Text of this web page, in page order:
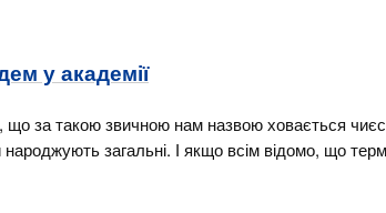
у академії
що за такою звичною нам назвою ховається
народжують загальні. І якщо всім відомо, що